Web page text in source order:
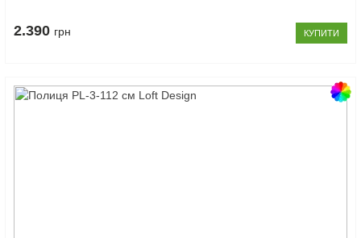
2.390 грн КУПИТИ